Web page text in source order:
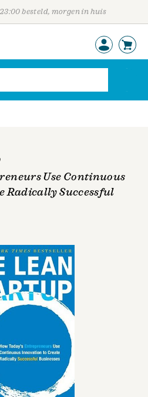
besteld, morgen in huis
Use Continuous
Radically Successful